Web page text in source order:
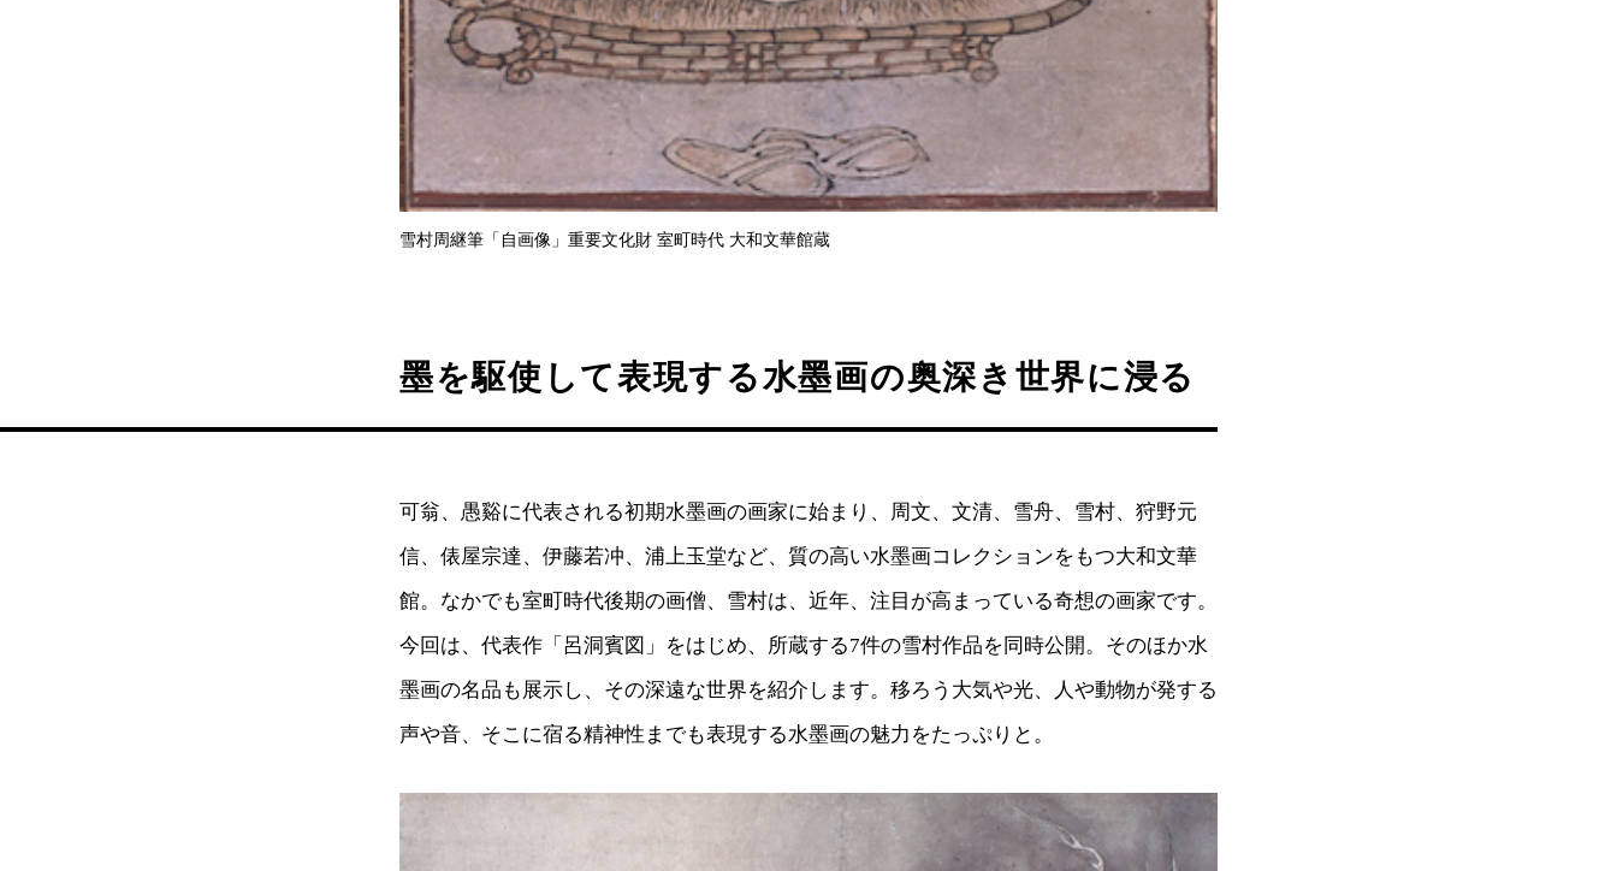
雪村周継筆「自画像」重要文化財 室町時代 大和文華館蔵
墨を駆使して表現する水墨画の奥深き世界に浸る
可翁、愚谿に代表される初期水墨画の画家に始まり、周文、文清、雪舟、雪村、狩野元
信、俵屋宗達、伊藤若冲、浦上玉堂など、質の高い水墨画コレクションをもつ大和文華
館。なかでも室町時代後期の画僧、雪村は、近年、注目が高まっている奇想の画家です。
今回は、代表作「呂洞賓図」をはじめ、所蔵する7件の雪村作品を同時公開。そのほか水
墨画の名品も展示し、その深遠な世界を紹介します。移ろう大気や光、人や動物が発する
声や音、そこに宿る精神性までも表現する水墨画の魅力をたっぷりと。